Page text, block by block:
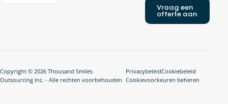
Vraag een
offerte aan
Copyright © 2026 Thousand Smiles
Outsourcing Inc. - Alle rechten voorbehouden
PrivacybeleidCookiebeleid
Cookievoorkeuren beheren